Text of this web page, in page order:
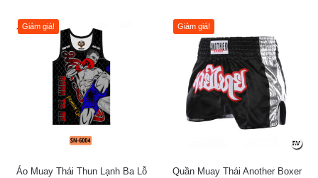
Giảm giá!
Áo Muay Thái Thun Lạnh Ba Lỗ
Giảm giá!
Quần Muay Thái Another Boxer